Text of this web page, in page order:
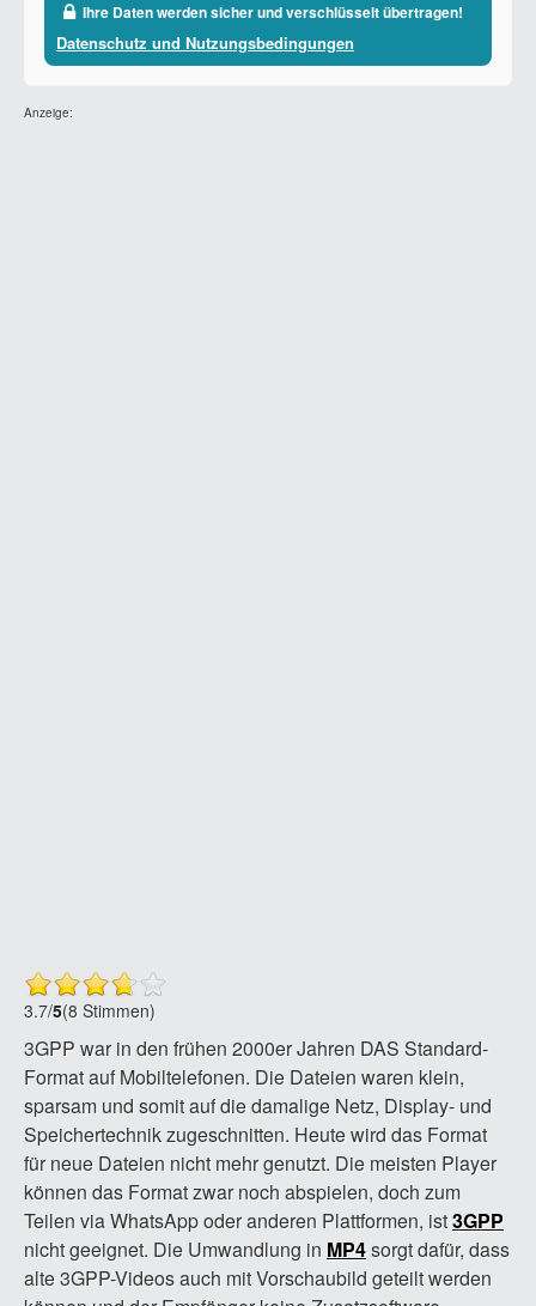
Ihre Daten werden sicher und verschlüsselt übertragen!
Datenschutz und Nutzungsbedingungen
Anzeige:
3.7/5(8 Stimmen)
3GPP war in den frühen 2000er Jahren DAS Standard-
Format auf Mobiltelefonen. Die Dateien waren klein,
sparsam und somit auf die damalige Netz, Display- und
Speichertechnik zugeschnitten. Heute wird das Format
für neue Dateien nicht mehr genutzt. Die meisten Player
können das Format zwar noch abspielen, doch zum
Teilen via WhatsApp oder anderen Plattformen, ist3GPP
nicht geeignet. Die Umwandlung in MP4sorgt dafür, dass
alte 3GPP-Videos auch mit Vorschaubild geteilt werden